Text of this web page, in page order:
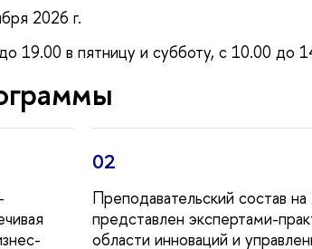
2026 г.
19.00 в пятницу и субботу, с 10.00 до
02
Преподавательский состав
представлен экспертами-
области инноваций и